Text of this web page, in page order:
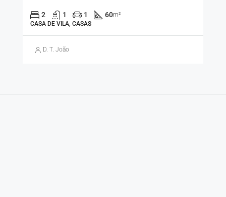
2 1 1 60m²
CASA DE VILA, CASAS
D. T. João